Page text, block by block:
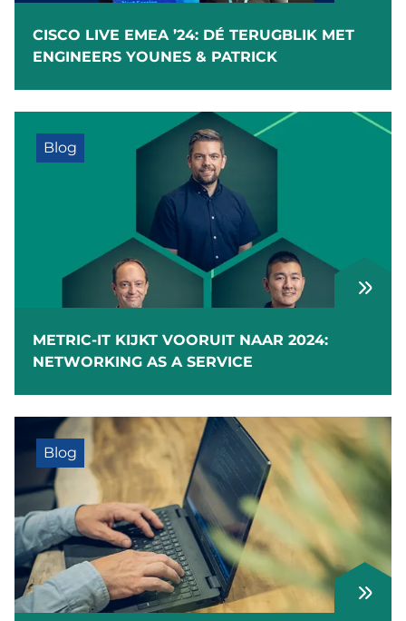
CISCO LIVE EMEA ’24: DÉ TERUGBLIK MET
ENGINEERS YOUNES & PATRICK
Blog
METRIC-IT KIJKT VOORUIT NAAR 2024:
NETWORKING AS A SERVICE
Blog